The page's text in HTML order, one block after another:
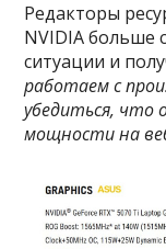
Редакторы
NVIDIA больше
ситуации и
работаем с
убедиться, что
мощности на